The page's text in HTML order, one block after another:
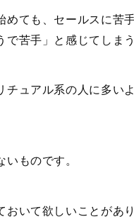
ても、セールスに苦
苦手」と感じてしま
ュアル系の人に多い
ものです。
いて欲しいことがあ